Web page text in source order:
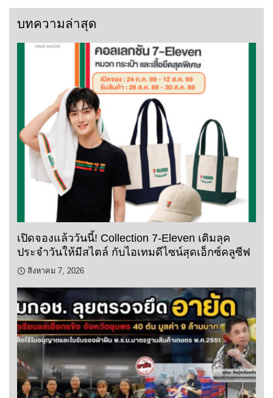
บทความล่าสุด
เปิดจองแล้ววันนี้! Collection 7-Eleven เติมลุค
ประจำวันให้มีสไตล์ กับไอเทมดีไซน์สุดเอ็กซ์คลูซีฟ
สิงหาคม 7, 2026